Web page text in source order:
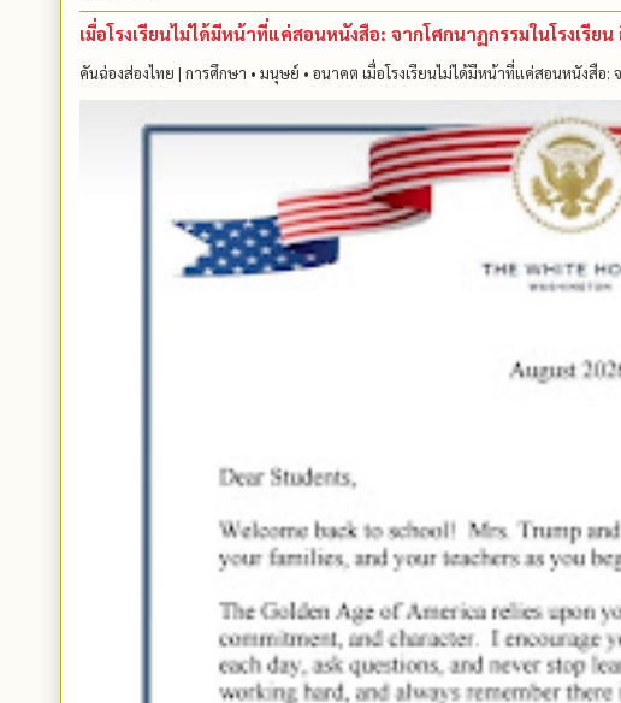
เมื่อโรงเรียนไม่ได้มีหน้าที่แค่สอนหนังสือ: จากโศกนาฏกรรมในโรงเรีย
คันฉ่องส่องไทย | การศึกษา • มนุษย์ • อนาคต เมื่อโรงเรียนไม่ได้มีหน้าที่แค่สอนหนังสือ: จ